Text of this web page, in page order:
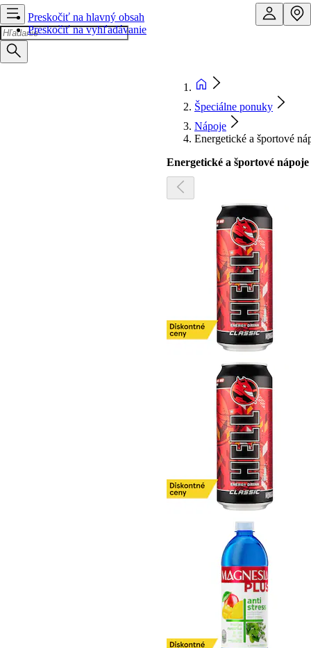
Preskočiť na hlavný obsah
Preskočiť na vyhľadávanie
Špeciálne ponuky
Nápoje
Energetické a športové
Energetické a športové nápoje